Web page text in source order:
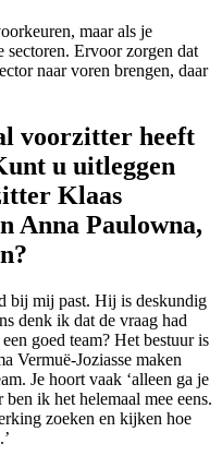
maar als je
sectoren. Ervoor zorgen dat
naar voren brengen, daar
voorzitter heeft
u uitleggen
Klaas
Anna Paulowna,
bij mij past. Hij is deskundig
denk ik dat de vraag had
goed team? Het bestuur is
Vermuë-Joziasse maken
Je hoort vaak ‘alleen ga je
ik het helemaal mee eens.
zoeken en kijken hoe